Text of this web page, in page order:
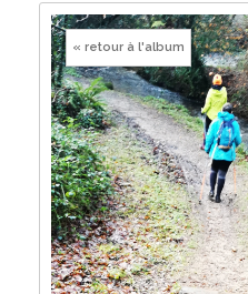
« retour à l'album